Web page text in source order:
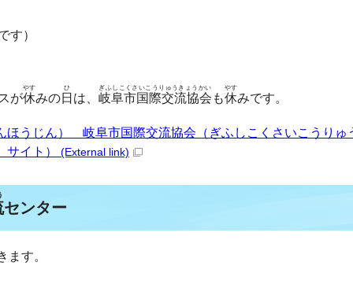
す）
が休
やす
みの日
ひ
は、 岐阜市国際交流協会
ぎふしこくさいこうりゅうきょうかい
も休
やす
みです。
ほうじん） 岐阜市国際交流協会（ぎふしこくさいこうりゅ
イト）
(External link)
センター
ます。